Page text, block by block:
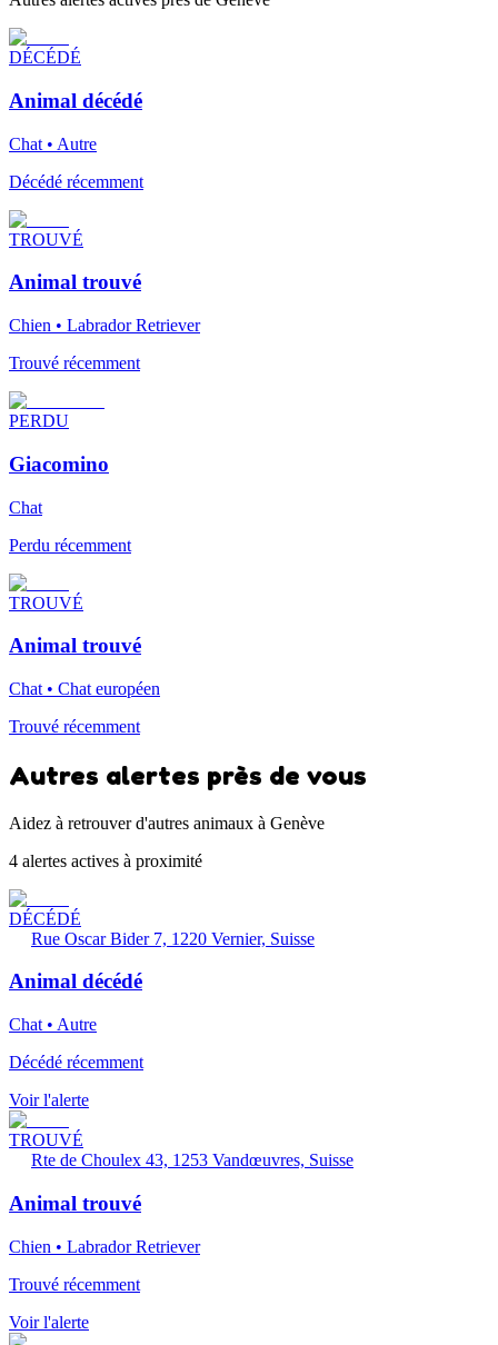
DÉCÉDÉ
Animal décédé
Chat • Autre
Décédé récemment
TROUVÉ
Animal trouvé
Chien • Labrador Retriever
Trouvé récemment
PERDU
Giacomino
Chat
Perdu récemment
TROUVÉ
Animal trouvé
Chat • Chat européen
Trouvé récemment
Autres alertes près de vous
Aidez à retrouver d'autres animaux à Genève
4 alertes actives à proximité
DÉCÉDÉ
Rue Oscar Bider 7, 1220 Vernier, Suisse
Animal décédé
Chat • Autre
Décédé récemment
Voir l'alerte
TROUVÉ
Rte de Choulex 43, 1253 Vandœuvres, Suisse
Animal trouvé
Chien • Labrador Retriever
Trouvé récemment
Voir l'alerte